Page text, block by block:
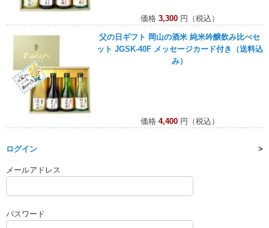
価格 3,300円（税込）
父の日ギフト 岡山の酒米 純米吟醸飲み比べセ
ット JGSK-40F メッセージカード付き（送料込
み）
価格 4,400円（税込）
ログイン
メールアドレス
パスワード